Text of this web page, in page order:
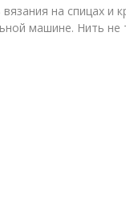
на спицах и
машине. Нить не